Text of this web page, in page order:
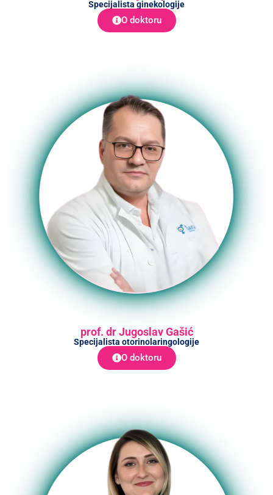
Specijalista ginekologije
O doktoru
prof. dr Jugoslav Gašić
Specijalista otorinolaringologije
O doktoru